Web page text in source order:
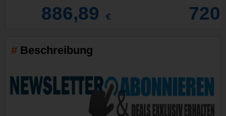
886,89 €
Beschreibung